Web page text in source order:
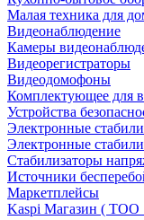
Малая техника для
Видеонаблюдение
Камеры
Видеорегистраторы
Видеодомофоны
Комплектующее для
Устройства
Электронные
Электронные
Стабилизаторы
Источники
Маркетплейсы
Kaspi Магазин (